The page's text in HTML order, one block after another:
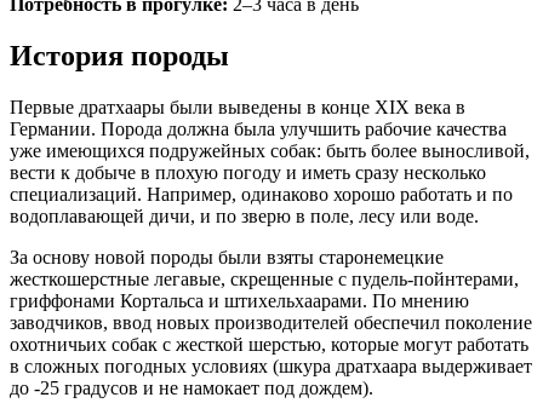
История породы
Первые дратхаары были выведены в конце XIX века в
Германии. Порода должна была улучшить рабочие качества
уже имеющихся подружейных собак: быть более выносливой,
вести к добыче в плохую погоду и иметь сразу несколько
специализаций. Например, одинаково хорошо работать и по
водоплавающей дичи, и по зверю в поле, лесу или воде.
За основу новой породы были взяты старонемецкие
жесткошерстные легавые, скрещенные с пудель-пойнтерами,
гриффонами Кортальса и штихельхаарами. По мнению
заводчиков, ввод новых производителей обеспечил поколение
охотничьих собак с жесткой шерстью, которые могут работать
в сложных погодных условиях (шкура дратхаара выдерживает
до -25 градусов и не намокает под дождем).